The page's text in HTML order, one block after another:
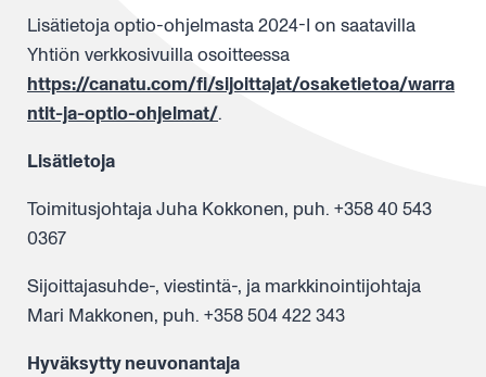
Lisätietoja optio-ohjelmasta 2024-I on saatavilla
Yhtiön verkkosivuilla osoitteessa
https://canatu.com/fi/sijoittajat/osaketietoa/warra
ntit-ja-optio-ohjelmat/.
Lisätietoja
Toimitusjohtaja Juha Kokkonen, puh. +358 40 543
0367
Sijoittajasuhde-, viestintä-, ja markkinointijohtaja
Mari Makkonen, puh. +358 504 422 343
Hyväksytty neuvonantaja